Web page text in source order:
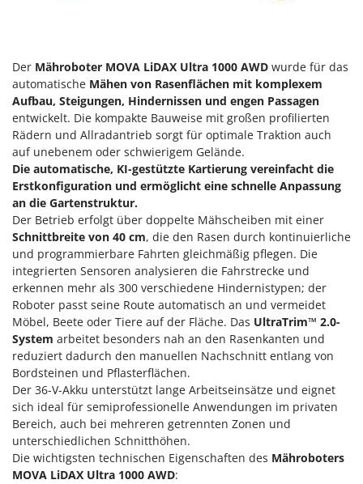
Luftkühler
M
Mähroboter
Maisentkörnungsmaschinen
Manuelle Heckenscheren
Mehrzweck-Sauggeräte
Minibacköfen
Motorhacken - Gartenfräsen
Motorspritzen
Mulcher für Traktor
N
Notstromaggregat
Nudelmaschinen
O
Obstmühlen Obsthäcksler Obstmuser
Obstpressen
Olivenernter und Schüttler
F
FAC
Fama Industrie
Famag
Famur
FARMER
FBC
Ferrari Group
Ferroni
Ferrua
FIAC
FIEM
Fimar
FINI
Fiorentini
Fiskars
Flymo
Fontana Forni
Der Mähroboter MOVA LiDAX Ultra 1000 AWD wurde für das
automatische Mähen von Rasenflächen mit komplexem
Aufbau, Steigungen, Hindernissen und engen Passagen
entwickelt. Die kompakte Bauweise mit großen profilierten
Rädern und Allradantrieb sorgt für optimale Traktion auch
auf unebenem oder schwierigem Gelände.
Die automatische, KI-gestützte Kartierung vereinfacht die
Erstkonfiguration und ermöglicht eine schnelle Anpassung
an die Gartenstruktur.
Der Betrieb erfolgt über doppelte Mähscheiben mit einer
Schnittbreite von 40 cm, die den Rasen durch kontinuierliche
und programmierbare Fahrten gleichmäßig pflegen. Die
integrierten Sensoren analysieren die Fahrstrecke und
erkennen mehr als 300 verschiedene Hindernistypen; der
Roboter passt seine Route automatisch an und vermeidet
Möbel, Beete oder Tiere auf der Fläche. Das UltraTrim™ 2.0-
System arbeitet besonders nah an den Rasenkanten und
reduziert dadurch den manuellen Nachschnitt entlang von
Bordsteinen und Pflasterflächen.
Der 36-V-Akku unterstützt lange Arbeitseinsätze und eignet
sich ideal für semiprofessionelle Anwendungen im privaten
Bereich, auch bei mehreren getrennten Zonen und
unterschiedlichen Schnitthöhen.
Die wichtigsten technischen Eigenschaften des Mähroboters
MOVA LiDAX Ultra 1000 AWD: